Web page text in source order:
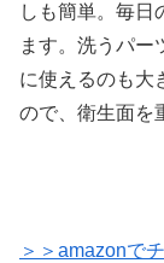
しも簡単。毎日
ます。洗うパー
に使えるのも大
ので、衛生面を
＞＞amazonで